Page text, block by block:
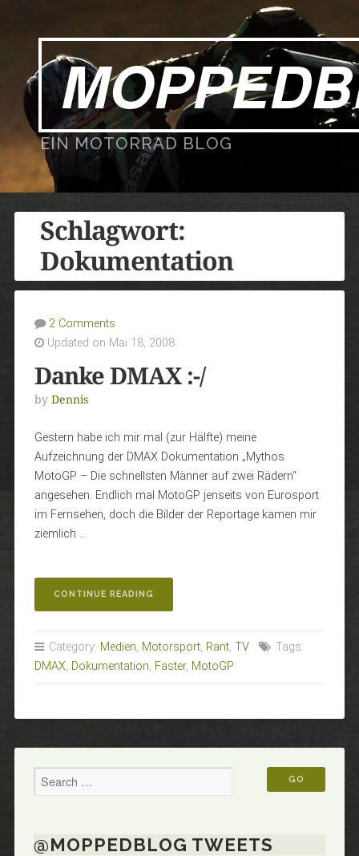
EIN MOTORRAD BLOG
Schlagwort:
Dokumentation
2 Comments
Updated on Mai 18, 2008
Danke DMAX :-/
by Dennis
Gestern habe ich mir mal (zur Hälfte) meine
Aufzeichnung der DMAX Dokumentation „Mythos
MotoGP – Die schnellsten Männer auf zwei Rädern“
angesehen. Endlich mal MotoGP jenseits von Eurosport
im Fernsehen, doch die Bilder der Reportage kamen mir
ziemlich …
CONTINUE READING
DMAX
Category: Medien, Motorsport, Rant, TV
Tags:
DMAX, Dokumentation, Faster, MotoGP
@MOPPEDBLOG TWEETS